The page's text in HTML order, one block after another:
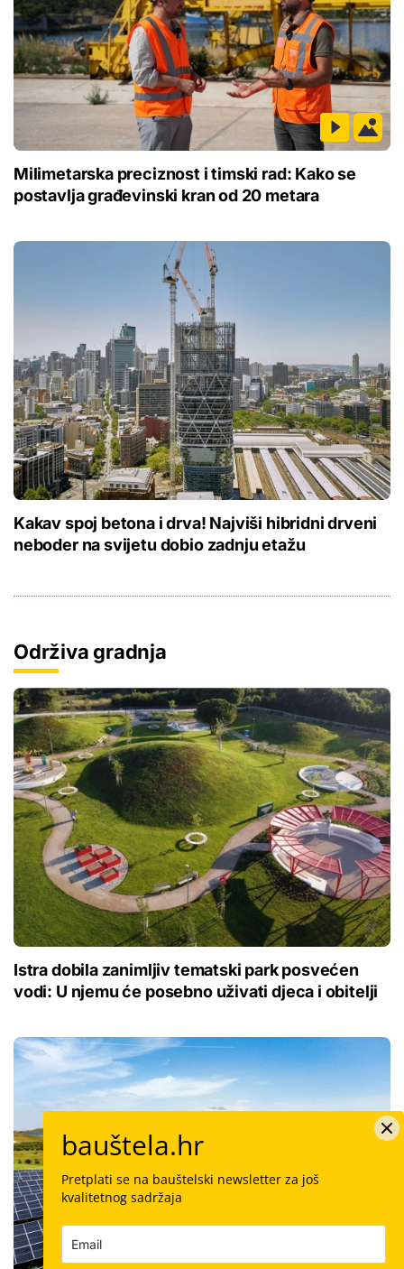
Milimetarska preciznost i timski rad: Kako se
postavlja građevinski kran od 20 metara
Kakav spoj betona i drva! Najviši hibridni drveni
neboder na svijetu dobio zadnju etažu
Održiva gradnja
Istra dobila zanimljiv tematski park posvećen
vodi: U njemu će posebno uživati djeca i obitelji
bauštela.hr
Pretplati se na bauštelski newsletter za još
kvalitetnog sadržaja